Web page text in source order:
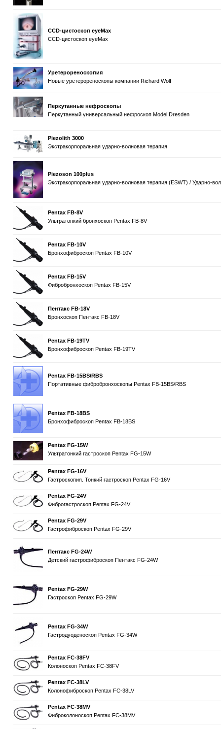
CCD-цистоскоп eyeMax
CCD-цистоскоп eyeMax
Уретерореноскопия
Новые уретерореноскопы компании Richard Wolf
Перкутанные нефроскопы
Перкутанный универсальный нефроскоп Model Dresden
Piezolith 3000
Экстракорпоральная ударно-волновая терапия
Piezoson 100plus
Экстракорпоральная ударно-волновая терапия (ESWT) / Ударно-
Pentax FB-8V
Ультратонкий бронхоскоп Pentax FB-8V
Pentax FB-10V
Бронхофиброскоп Pentax FB-10V
Pentax FB-15V
Фибробронхоскоп Pentax FB-15V
Пентакс FB-18V
Бронхоскоп Пентакс FB-18V
Pentax FB-19TV
Бронхофиброскоп Pentax FB-19TV
Pentax FB-15BS/RBS
Портативные фибробронхоскопы Pentax FB-15BS/RBS
Pentax FB-18BS
Бронхофиброскоп Pentax FB-18BS
Pentax FG-15W
Ультратонкий гастроскоп Pentax FG-15W
Pentax FG-16V
Гастроскопия. Тонкий гастроскоп Pentax FG-16V
Pentax FG-24V
Фиброгастроскоп Pentax FG-24V
Pentax FG-29V
Гастрофиброскоп Pentax FG-29V
Пентакс FG-24W
Детский гастрофиброскоп Пентакс FG-24W
Pentax FG-29W
Гастроскоп Pentax FG-29W
Pentax FG-34W
Гастродуоденоскоп Pentax FG-34W
Pentax FC-38FV
Колоноскоп Pentax FC-38FV
Pentax FC-38LV
Колонофиброскоп Pentax FC-38LV
Pentax FC-38MV
Фиброколоноскоп Pentax FC-38MV